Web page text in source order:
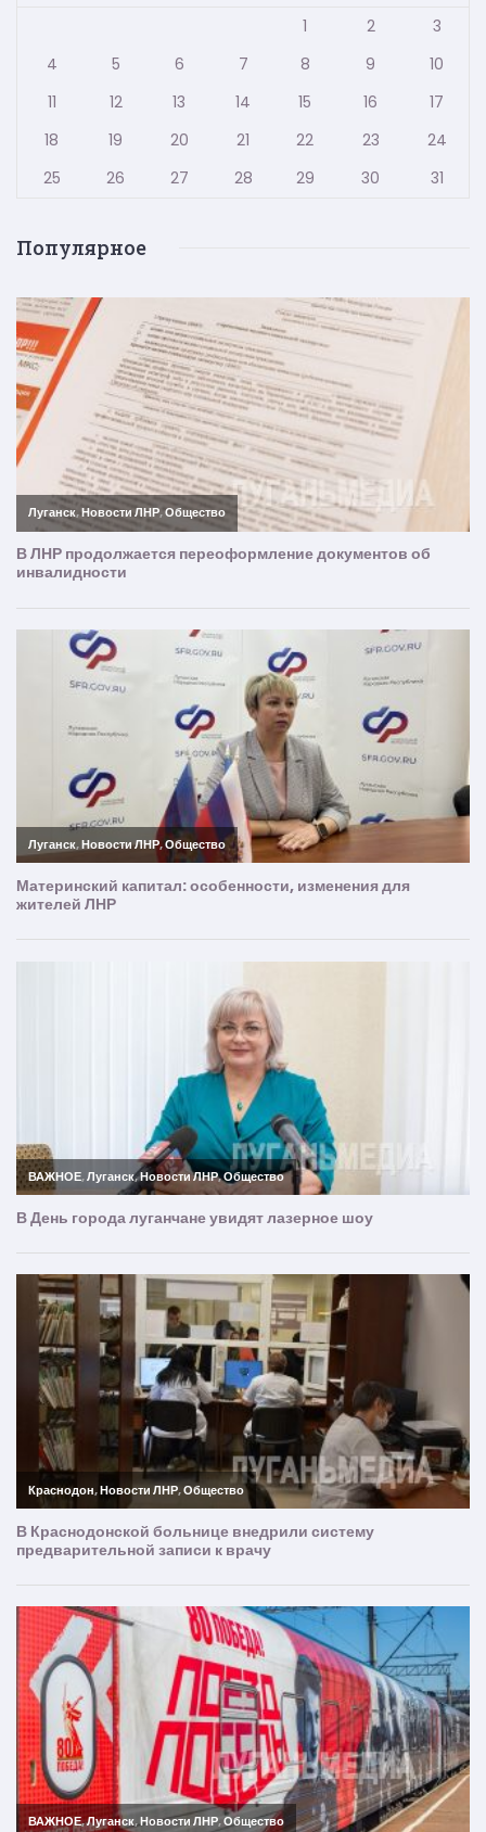
1
2
3
4
5 6 7 8 9
10
11
12 13 14 15 16
17
18
19 20 21 22 23
24
25
26 27 28 29 30 31
Популярное